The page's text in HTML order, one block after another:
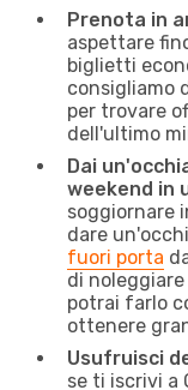
Prenota in
aspettare
biglietti
consigliamo
per trovare
dell'ultimo
Dai
weekend in
soggiornare
dare
fuori porta
di
potrai farlo
ottenere
Usufruisci
se ti iscrivi a